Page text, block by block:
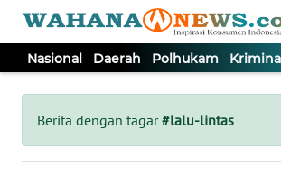
Nasional Daerah Polhukam
Berita dengan tagar#lalu-lintas
Tutup
NASIONAL